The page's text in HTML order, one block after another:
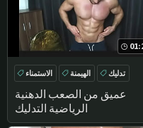
عميق من الصعب الدهنية
الرياضية التدليك
الاستمناء الهيمنة
تدليك
العضلات